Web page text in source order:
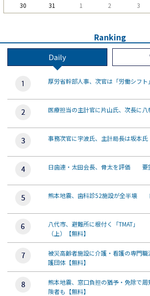
30
31 1 2 3
Ranking
Daily
厚労省幹部人事、次官は「労働シフト
医療担当の主計官に片山氏、次長
事務次官に宇波氏、主計局長は坂
日歯連・太田会長、骨太を評価 要
熊本地震、歯科診52施設が全半壊
八代市、避難所に根付く「TMAT」
（上）【無料】
被災高齢者施設に介護・看護の専
護団体【無料】
熊本地震、窓口負担の猶予・免除
険者も【無料】